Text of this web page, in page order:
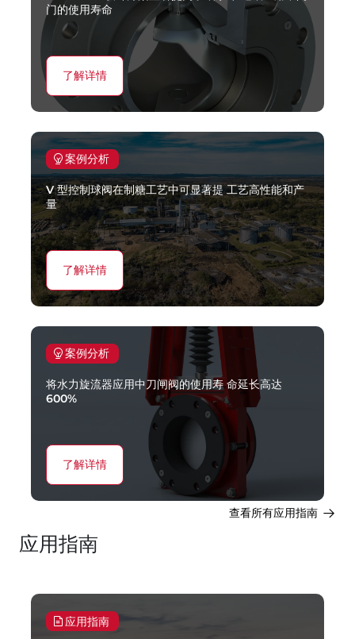
门的使用寿命
了解详情
案例分析
V 型控制球阀在制糖工艺中可显著提 工艺高性能和产
量
了解详情
案例分析
将水力旋流器应用中刀闸阀的使用寿 命延长高达
600%
了解详情
应用指南
查看所有应用指南
应用指南